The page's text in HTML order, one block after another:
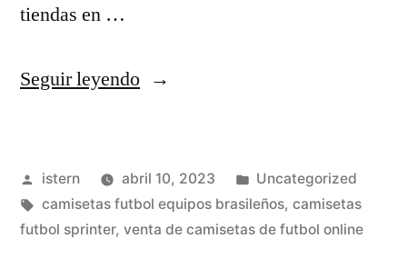
tiendas en …
Seguir leyendo«camisetas
Publicado
por
istern abril 10, 2023
Publicado
en
Uncategorized
Etiquetas:
camisetas futbol equipos brasileños, camisetas
futbol sprinter, venta de camisetas de futbol online